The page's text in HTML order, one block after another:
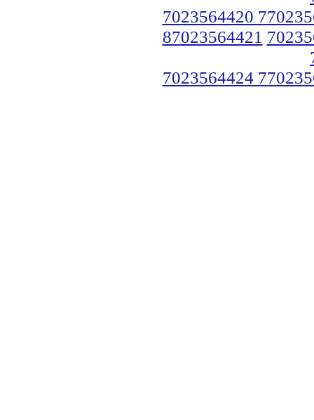
7023564420
87023564421
7023564424